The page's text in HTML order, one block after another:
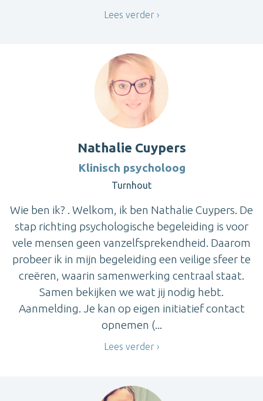
Lees verder
Nathalie Cuypers
Klinisch psycholoog
Turnhout
Wie ben ik? . Welkom, ik ben Nathalie Cuypers. De
stap richting psychologische begeleiding is voor
vele mensen geen vanzelfsprekendheid. Daarom
probeer ik in mijn begeleiding een veilige sfeer te
creëren, waarin samenwerking centraal staat.
Samen bekijken we wat jij nodig hebt.
Aanmelding. Je kan op eigen initiatief contact
opnemen (...
Lees verder